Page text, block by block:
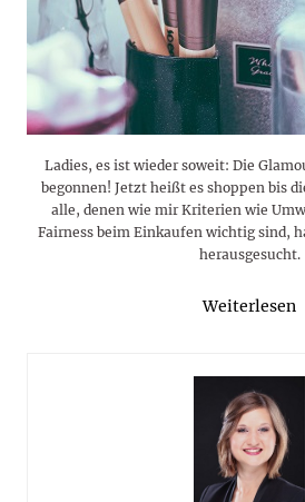
Ladies, es ist wieder soweit: Die
begonnen! Jetzt heißt es shoppen bis
alle, denen wie mir Kriterien wie
Fairness beim Einkaufen wichtig sind,
herausgesucht.
Weiterlesen